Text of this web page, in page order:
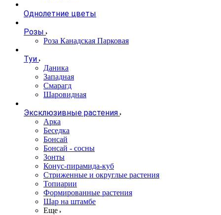
Однолетние цветы
Розы
Роза Канадская Парковая
Туи
Даника
Западная
Смарагд
Шаровидная
Эксклюзивные растения
Арка
Беседка
Бонсай
Бонсай - сосны
Зонты
Конус-пирамида-куб
Стриженные и округлые растения
Топиарии
Формированные растения
Шар на штамбе
Еще